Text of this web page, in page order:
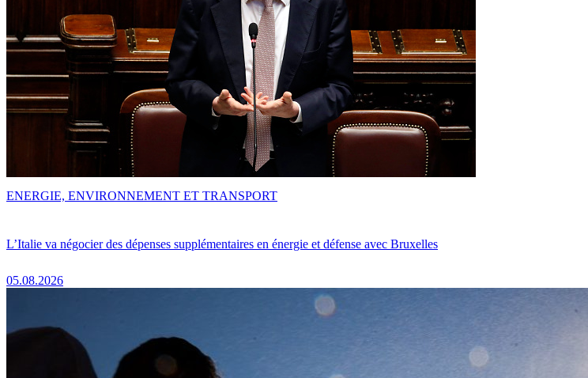
L’Italie va négocier des dépenses supplémentaires en énergie et défense avec Bruxelles
05.08.2026
ENERGIE, ENVIRONNEMENT ET TRANSPORT